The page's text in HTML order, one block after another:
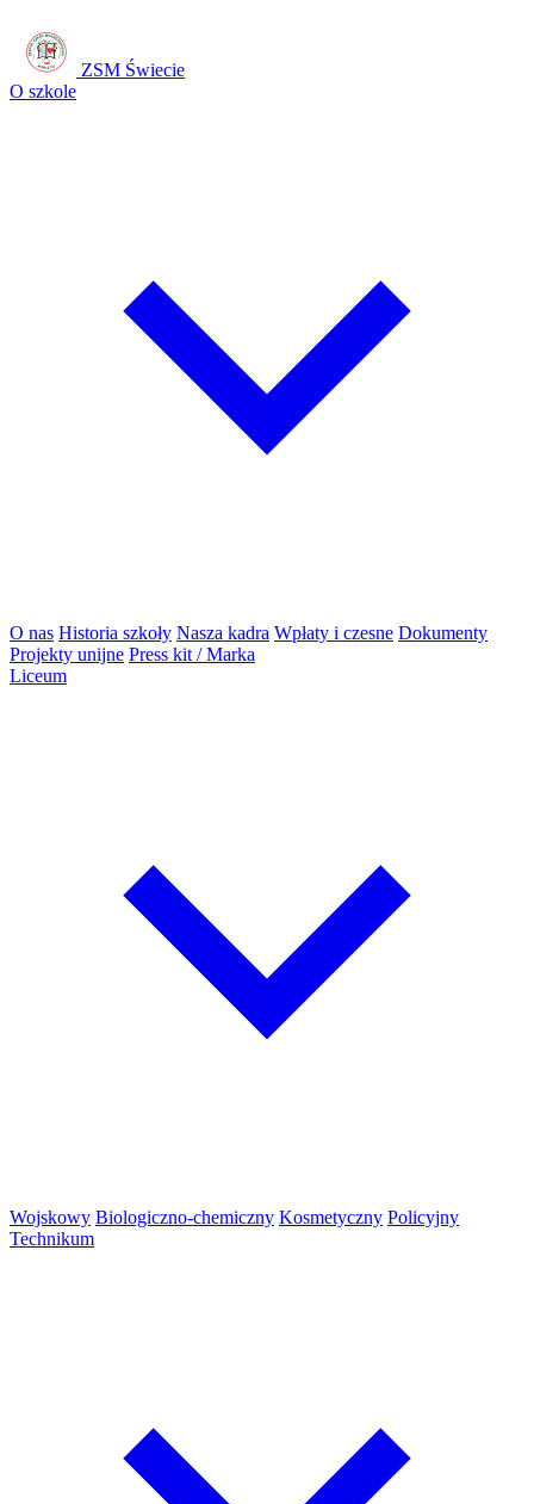
ZSM Świecie
O szkole
O nas Historia szkoły Nasza kadra Wpłaty i czesne Dokumenty
Projekty unijne Press kit / Marka
Liceum
Wojskowy Biologiczno-chemiczny Kosmetyczny Policyjny
Technikum